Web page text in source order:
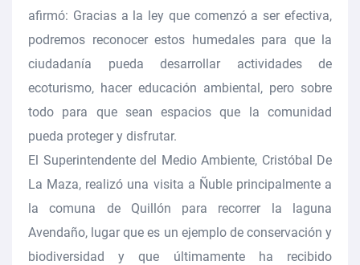
afirmó: Gracias a la ley que comenzó a ser efectiva,
podremos reconocer estos humedales para que la
ciudadanía pueda desarrollar actividades de
ecoturismo, hacer educación ambiental, pero sobre
todo para que sean espacios que la comunidad
pueda proteger y disfrutar.
El Superintendente del Medio Ambiente, Cristóbal De
La Maza, realizó una visita a Ñuble principalmente a
la comuna de Quillón para recorrer la laguna
Avendaño, lugar que es un ejemplo de conservación y
biodiversidad y que últimamente ha recibido